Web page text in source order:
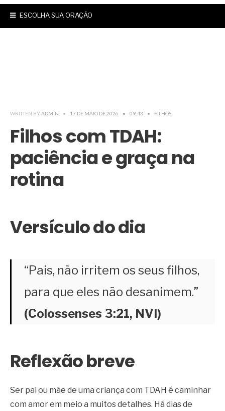
ESCOLHA SUA ORAÇÃO
WRITTEN BY ADMIN • 17 DE MAIO DE 2026 • 09:43 • FILHOS
Filhos com TDAH:
paciência e graça na
rotina
Versículo do dia
“Pais, não irritem os seus filhos,
para que eles não desanimem.”
(Colossenses 3:21, NVI)
Reflexão breve
Ser pai ou mãe de uma criança com TDAH é caminhar
com amor em meio a muitos detalhes. Há dias de